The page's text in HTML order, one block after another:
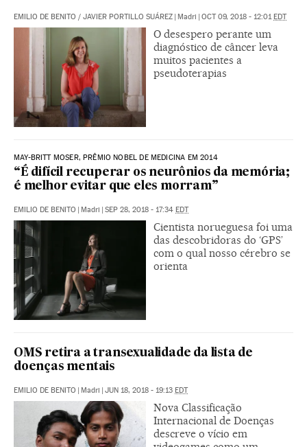
EMILIO DE BENITO / JAVIER PORTILLO SUÁREZ | Madri | OCT 09, 2018 - 12:01EDT
O desespero perante um
diagnóstico de câncer leva
muitos pacientes a
pseudoterapias
MAY-BRITT MOSER, PRÊMIO NOBEL DE MEDICINA EM 2014
“É difícil recuperar os neurônios da memória;
é melhor evitar que eles morram”
EMILIO DE BENITO | Madri | SEP 28, 2018 - 17:34 EDT
Cientista norueguesa foi uma
das descobridoras do ‘GPS’
com o qual nosso cérebro se
orienta
OMS retira a transexualidade da lista de
doenças mentais
EMILIO DE BENITO | Madri | JUN 18, 2018 - 19:13 EDT
Nova Classificação
Internacional de Doenças
descreve o vício em